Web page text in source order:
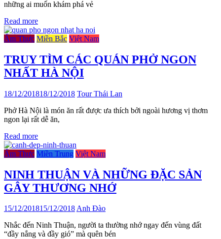
những ai muốn khám phá vẻ
Read more
Ẩm Thực Miền Bắc Việt Nam
TRUY TÌM CÁC QUÁN PHỞ NGON
NHẤT HÀ NỘI
18/12/201818/12/2018 Tour Thái Lan
Phở Hà Nội là món ăn rất được ưa thích bởi ngoài hương vị thơm
ngon lại rất dễ ăn,
Read more
Ẩm Thực Miền Trung Việt Nam
NINH THUẬN VÀ NHỮNG ĐẶC SẢN
GÂY THƯƠNG NHỚ
15/12/201815/12/2018Anh Đào
Nhắc đến Ninh Thuận, người ta thường nhớ ngay đến vùng đất
“đầy nắng và đầy gió” mà quên bén